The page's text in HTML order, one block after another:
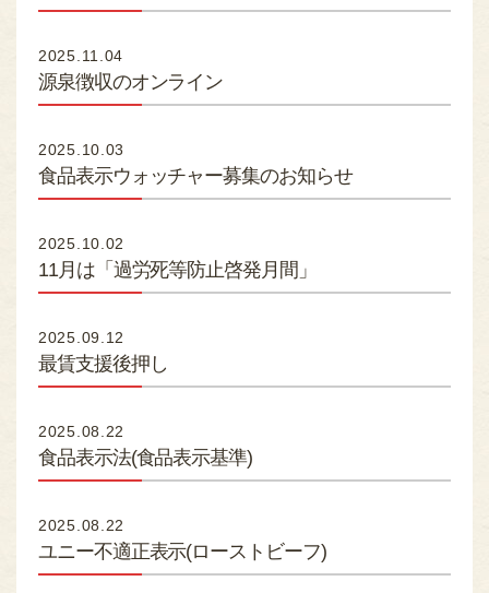
2025.11.04
源泉徴収のオンライン
2025.10.03
食品表示ウォッチャー募集のお知らせ
2025.10.02
11月は「過労死等防止啓発月間」
2025.09.12
最賃支援後押し
2025.08.22
食品表示法(食品表示基準)
2025.08.22
ユニー不適正表示(ローストビーフ)
096-372-4994